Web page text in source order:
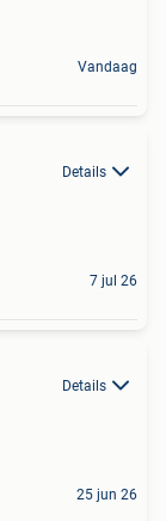
Vandaag
Details
7 jul 26
Details
25 jun 26